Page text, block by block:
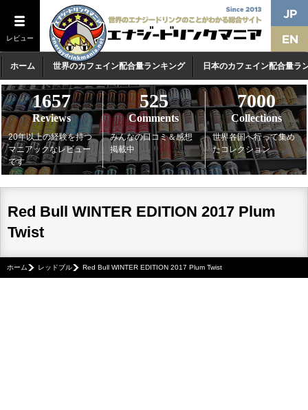
レビュー
ホーム 世界のカフェイン配合量ランキング 日本のカフェイン配合量ラ
1657
Reviews
20年以上の経験を持つ
マニアックなレビュー
です
525
Comments
みんなの口コミ＆感想
掲載中
7000
Collections
世界各国へ行って集め
たコレクション
Red Bull WINTER EDITION 2017 Plum
Twist
ホーム レッドブル Red Bull WINTER EDITION 2017 Plum Twist